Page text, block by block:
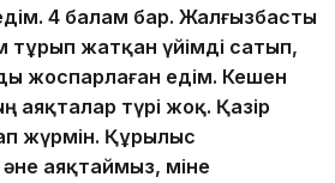
4 балам бар. Жалғызбасты
тұрып жатқан үйімді сатып,
жоспарлаған едім. Кешен
аяқталар түрі жоқ. Қазір
жүрмін. Құрылыс
аяқтаймыз, міне